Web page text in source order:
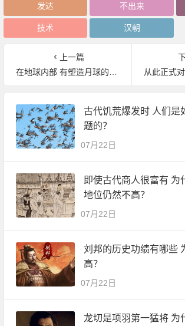
发达 不出来
技术 汉朝
上一篇
在地球内部 有塑造月球的原行星残骸
从此正式对外开放 “五百米口
古代饥荒爆发时 人们是
题的？
07月22日
即使古代商人很富有 为
地位仍然不高？
07月22日
刘邦的历史功绩有哪些
高？
07月22日
龙切是项羽第一猛将 为